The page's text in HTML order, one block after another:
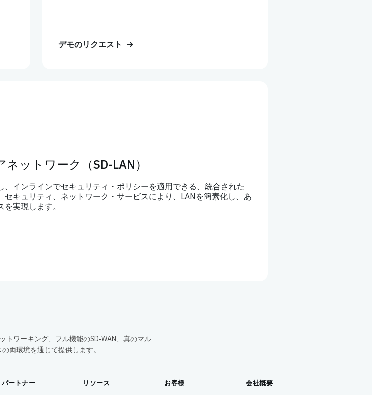
デモのリクエスト
ットワーク（SD-LAN）
インラインでセキュリティ・ポリシーを適用できる、統合された
キュリティ、ネットワーク・サービスにより、LANを簡素化し、あ
実現します。
ワーキング、フル機能のSD‑WAN、真のマル
両環境を通じて提供します。
パートナー リソース お客様 会社概要